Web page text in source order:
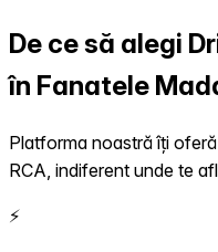
De ce să alegi
în Fanatele
Platforma noastră îți
RCA, indiferent unde te
⚡